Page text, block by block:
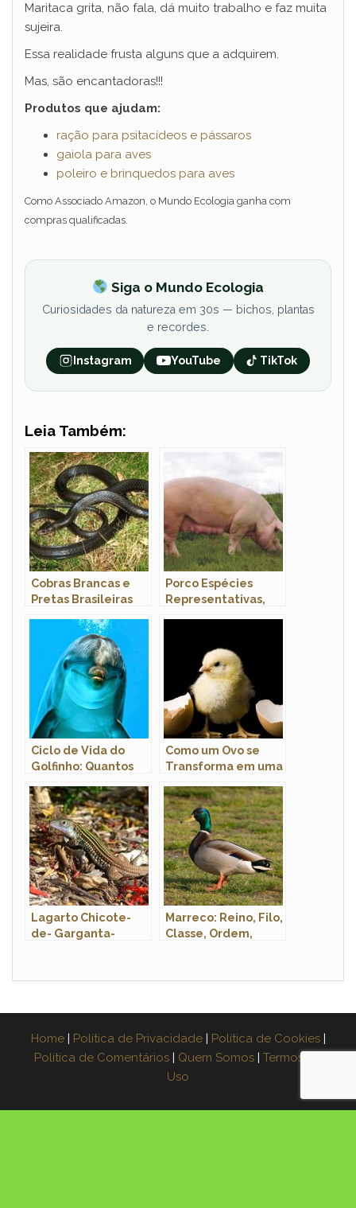
Maritaca grita, não fala, dá muito trabalho e faz muita
sujeira.
Essa realidade frusta alguns que a adquirem.
Mas, são encantadoras!!!
Produtos que ajudam:
ração para psitacídeos e pássaros
gaiola para aves
poleiro e brinquedos para aves
Como Associado Amazon, o Mundo Ecologia ganha com
compras qualificadas.
Siga o Mundo Ecologia
Curiosidades da natureza em 30s — bichos, plantas
e recordes.
Instagram YouTube TikTok
Leia Também:
Cobras Brancas e
Pretas Brasileiras
Porco Espécies
Representativas,
Ciclo de Vida do
Golfinho: Quantos
Como um Ovo se
Transforma em uma
Lagarto Chicote-
de- Garganta-
Fotos
Marreco: Reino, Filo,
Classe, Ordem,
Home | Política de Privacidade | Política de Cookies |
Política de Comentários | Quem Somos | Termos de
Uso